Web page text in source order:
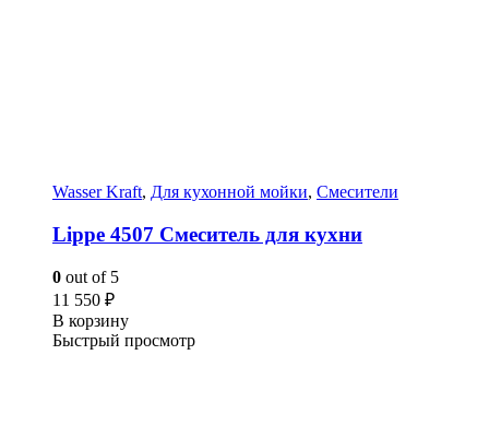
Wasser Kraft, Для кухонной мойки, Смесители
Lippe 4507 Смеситель для кухни
0 out of 5
11 550 ₽
В корзину
Быстрый просмотр